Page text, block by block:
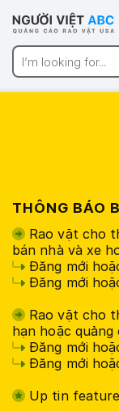
THÔNG BÁO
Rao vặt cho
bán nhà và xe
Đăng mới
Đăng mới
Rao vặt cho
hạn hoặc
Đăng mới
Đăng mới
Up tin